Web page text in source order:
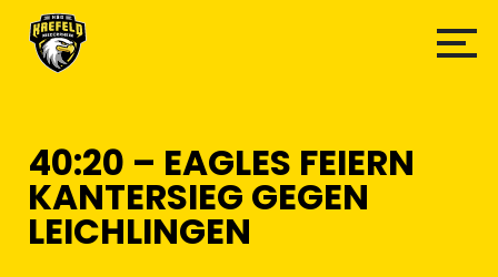
40:20 – EAGLES FEIERN
KANTERSIEG GEGEN
LEICHLINGEN